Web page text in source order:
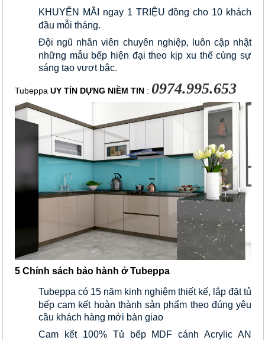
KHUYẾN MÃI ngay 1 TRIỆU đồng cho 10 khách
đầu mỗi tháng.
Đội ngũ nhân viên chuyên nghiệp, luôn cập nhật
những mẫu bếp hiện đại theo kịp xu thế cùng sự
sáng tạo vượt bậc.
Tubeppa UY TÍN DỰNG NIỀM TIN : 0974.995.653
5 Chính sách bảo hành ở Tubeppa
Tubeppa có 15 năm kinh nghiệm thiết kế, lắp đặt tủ
bếp cam kết hoàn thành sản phẩm theo đúng yêu
cầu khách hàng mới bàn giao
Cam kết 100% Tủ bếp MDF cánh Acrylic AN